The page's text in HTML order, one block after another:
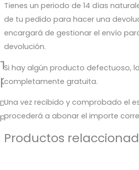
Tienes un periodo de 14 días
de tu pedido para hacer una
encargará de gestionar el envío
devolución.
Si hay algún producto defectuoso,
completamente gratuita.
Una vez recibido y comprobado el
procederá a abonar el importe
Productos
Te regalamos un 5%
para tu próxima compra
Déjanos tu correo y te enviaremos
para que puedas aprovecharlo en tu